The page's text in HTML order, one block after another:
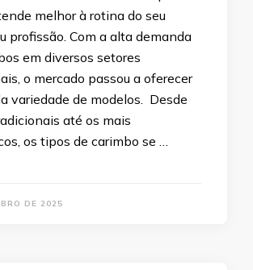
melhor à rotina do seu
profissão. Com a alta demanda
em diversos setores
o mercado passou a oferecer
variedade de modelos. Desde
até os mais
os tipos de carimbo se …
DE 2025